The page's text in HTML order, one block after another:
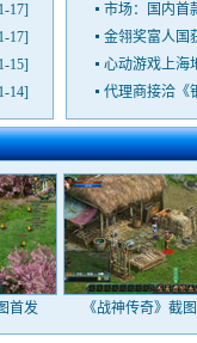
17]
17]
15]
14]
市场：国内首
金翎奖富人国
心动游戏上海
代理商接洽《
首发 《战神传奇》截